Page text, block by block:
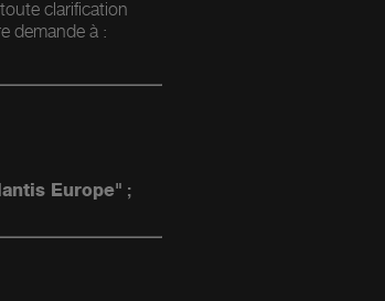
clarification
demande à :
Europe" ;